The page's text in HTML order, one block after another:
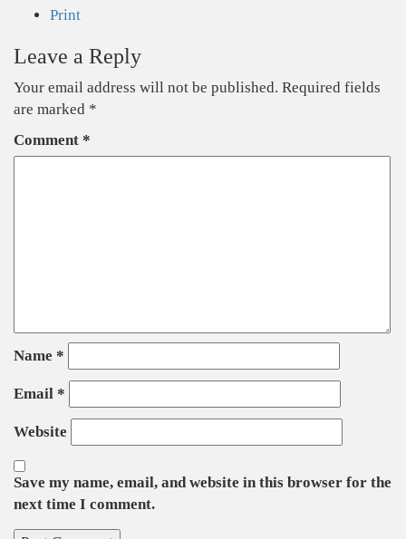
Print
Leave a Reply
Your email address will not be published. Required fields
are marked *
Comment *
Name *
Email *
Website
Save my name, email, and website in this browser for the
next time I comment.